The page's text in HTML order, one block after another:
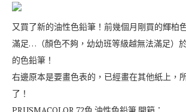
又買了新的油性色鉛筆！前幾個月剛買的輝柏
滿足…（顏色不夠，幼幼班等級越無法滿足）
的色鉛筆！
右邊原本是要畫色表的，已經畫在其他紙上，
了！